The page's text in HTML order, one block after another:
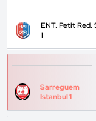
ENT. Petit Red.
1
Sarreguem
Istanbul 1